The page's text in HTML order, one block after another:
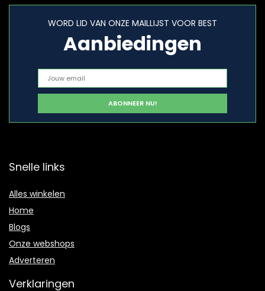
WORD LID VAN ONZE MAILLIJST VOOR BEST
Aanbiedingen
Snelle links
Alles winkelen
Home
Blogs
Onze webshops
Adverteren
Verklaringen